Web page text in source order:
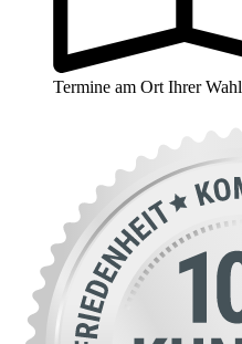
Termine am Ort Ihrer Wahl